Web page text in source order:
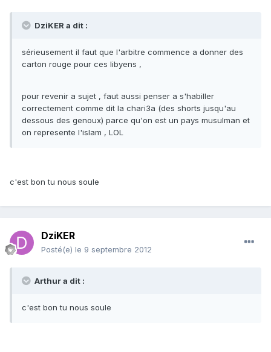
DziKER a dit :
sérieusement il faut que l'arbitre commence a donner des
carton rouge pour ces libyens ,
pour revenir a sujet , faut aussi penser a s'habiller
correctement comme dit la chari3a (des shorts jusqu'au
dessous des genoux) parce qu'on est un pays musulman et
on represente l'islam , LOL
c'est bon tu nous soule
DziKER
Posté(e) le 9 septembre 2012
Arthur a dit :
c'est bon tu nous soule